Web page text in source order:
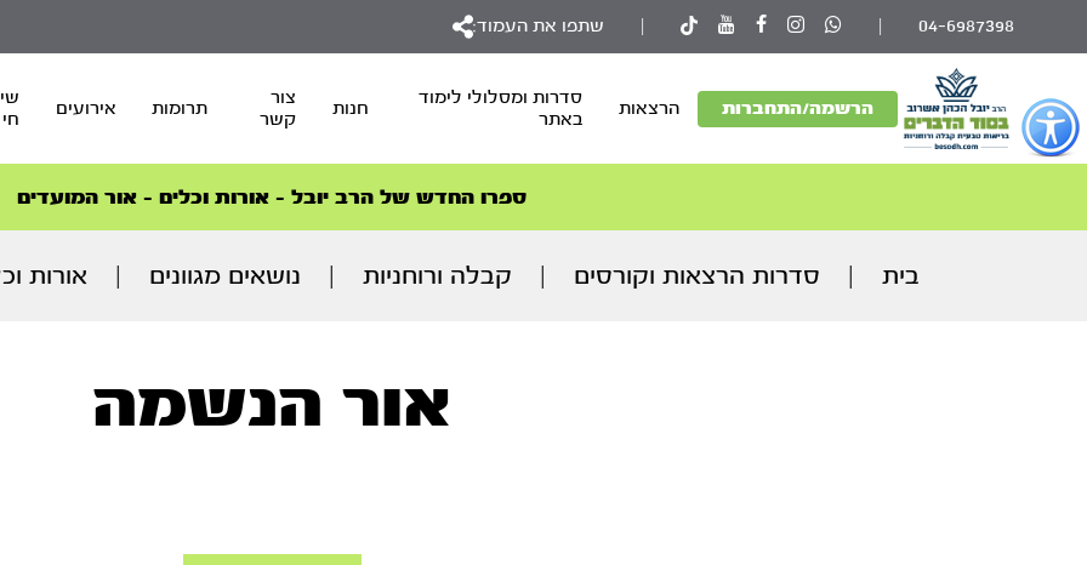
כפתור
לפתיחת
תפריט
נגישות
04-6987398 שתפו את העמוד:
הרשמה/התחברות הרצאות
סדרות ומסלולי לימוד
באתר
חנות
צור
קשר
תרומות אירועים
חי
סדרות הפודקאסטים
הסדרה המובילה החודש – דרך המלך
ספרו החדש של הרב יובל – אורות וכלים – אור המועדים
הצטרפו למהפכת הבריאות הטבעית >
סדרות הפודקאסטים
הסדרה המובילה החודש – דרך המלך
בית סדרות הרצאות וקורסים קבלה ורוחניות נושאים מגוונים אורות
אור הנשמה